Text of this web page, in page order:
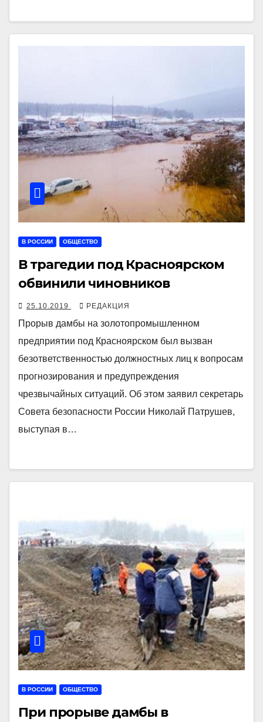
В РОССИИ ОБЩЕСТВО
В трагедии под Красноярском
обвинили чиновников
25.10.2019 РЕДАКЦИЯ
Прорыв дамбы на золотопромышленном
предприятии под Красноярском был вызван
безответственностью должностных лиц к вопросам
прогнозирования и предупреждения
чрезвычайных ситуаций. Об этом заявил секретарь
Совета безопасности России Николай Патрушев,
выступая в…
В РОССИИ ОБЩЕСТВО
При прорыве дамбы в